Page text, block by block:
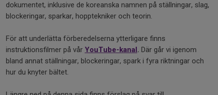
dokumentet, inklusive de koreanska namnen på ställningar, slag,
blockeringar, sparkar, hopptekniker och teorin.
För att underlätta förberedelserna ytterligare finns
instruktionsfilmer på vår YouTube-kanal. Där går vi igenom
bland annat ställningar, blockeringar, spark i fyra riktningar och
hur du knyter bältet.